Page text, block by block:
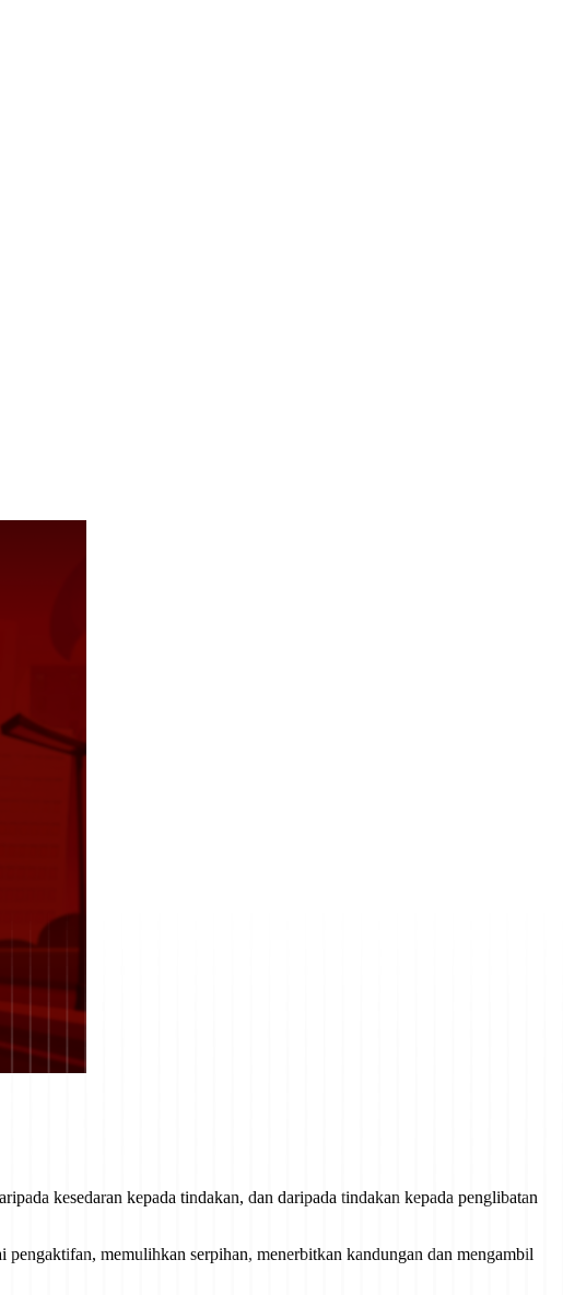
kesedaran kepada tindakan, dan daripada tindakan kepada penglibatan
memulihkan serpihan, menerbitkan kandungan dan mengambil